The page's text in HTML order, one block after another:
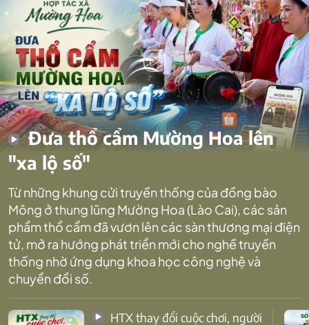
Đưa thổ cẩm Mường Hoa lên
"xa lộ số"
Từ những khung cửi truyền thống của đồng bào
Mông ở thung lũng Mường Hoa (Lào Cai), các sản
phẩm thổ cẩm đã vươn lên các sàn thương mại điện
tử, mở ra hướng phát triển mới cho nghề truyền
thống nhờ ứng dụng khoa học công nghệ và
chuyển đổi số.